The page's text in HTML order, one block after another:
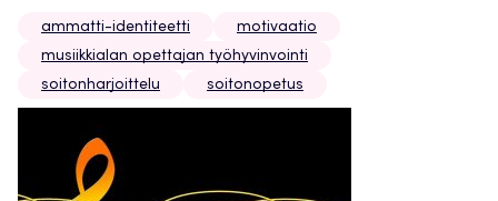
ammatti-identiteetti
motivaatio
musiikkialan opettajan työhyvinvointi
soitonharjoittelu
soitonopetus